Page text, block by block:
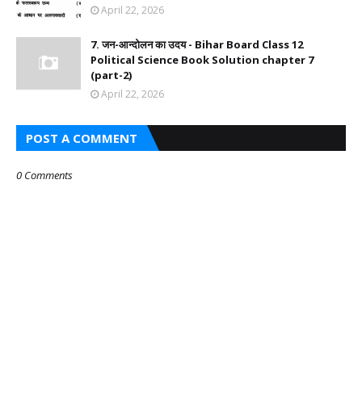
April 22, 2026
7. जन-आन्दोलन का उदय - Bihar Board Class 12
Political Science Book Solution chapter 7
(part-2)
April 22, 2026
POST A COMMENT
0 Comments